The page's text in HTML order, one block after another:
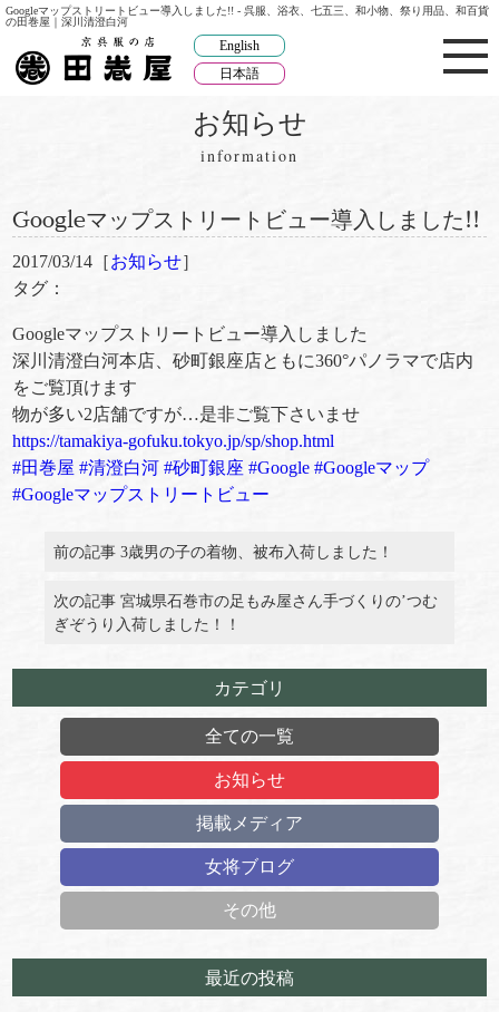
Googleマップストリートビュー導入しました!! - 呉服、浴衣、七五三、和小物、祭り用品、和百貨
の田巻屋｜深川清澄白河
English
日本語
お知らせ
information
Googleマップストリートビュー導入しました!!
2017/03/14［お知らせ］
タグ：
Googleマップストリートビュー導入しました
深川清澄白河本店、砂町銀座店ともに360°パノラマで店内
をご覧頂けます
物が多い2店舗ですが…是非ご覧下さいませ
https://tamakiya-gofuku.tokyo.jp/sp/shop.html
#田巻屋 #清澄白河 #砂町銀座 #Google #Googleマップ
#Googleマップストリートビュー
前の記事 3歳男の子の着物、被布入荷しました！
次の記事 宮城県石巻市の足もみ屋さん手づくりの’つむ
ぎぞうり入荷しました！！
カテゴリ
全ての一覧
お知らせ
掲載メディア
女将ブログ
その他
最近の投稿